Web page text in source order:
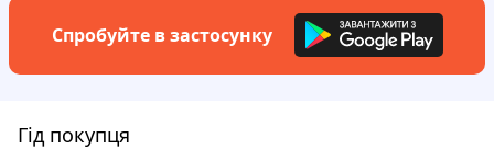
Спробуйте в застосунку
Гід покупця